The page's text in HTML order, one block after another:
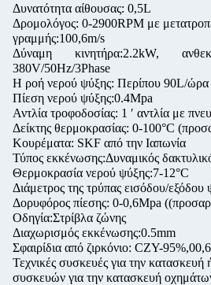
Δυνατότητα αίθουσας: 0,5L
Δρομολόγος: 0-2900RPM με
γραμμής:100,6m/s
Δύναμη κινητήρα:2.2kW,
380V/50Hz/3Phase
Η ροή νερού ψύξης: Περίπου 90L/ώρα
Πίεση νερού ψύξης:0.4Mpa
Αντλία τροφοδοσίας: 1 ′ αντλία με
Δείκτης θερμοκρασίας: 0-100°C
Κουρέματα: SKF από την Ιαπωνία
Τύπος εκκένωσης:Δυναμικός
Θερμοκρασία νερού ψύξης:7-12°C
Διάμετρος της τρύπας εισόδου/
Δορυφόρος πίεσης: 0-0,6Mpa
Οδηγία:Στρίβλα ζώνης
Διαχωρισμός εκκένωσης:0.5mm
Σφαιρίδια από ζιρκόνιο: CZY-
Τεχνικές συσκευές για την κατασκευή
συσκευών για την κατασκευή